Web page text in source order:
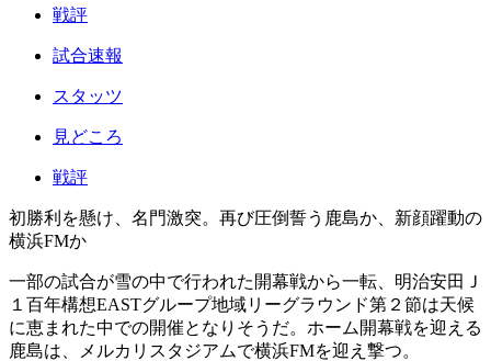
戦評
試合速報
スタッツ
見どころ
戦評
初勝利を懸け、名門激突。再び圧倒誓う鹿島か、新顔躍動の
横浜FMか
一部の試合が雪の中で行われた開幕戦から一転、明治安田Ｊ
１百年構想EASTグループ地域リーグラウンド第２節は天候
に恵まれた中での開催となりそうだ。ホーム開幕戦を迎える
鹿島は、メルカリスタジアムで横浜FMを迎え撃つ。